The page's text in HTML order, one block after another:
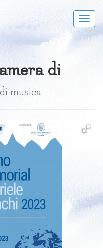
al
menu
di
musica